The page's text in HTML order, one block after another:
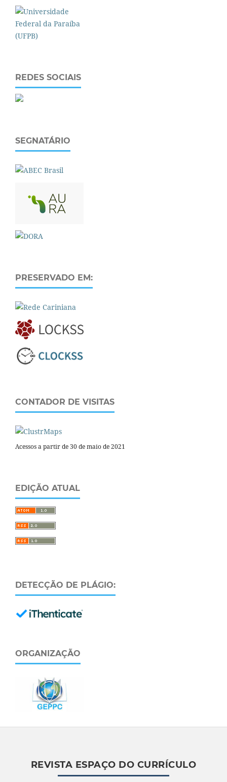
REDES SOCIAIS
SEGNATÁRIO
PRESERVADO EM:
CONTADOR DE VISITAS
Acessos a partir de 30 de maio de 2021
EDIÇÃO ATUAL
DETECÇÃO DE PLÁGIO:
ORGANIZAÇÃO
REVISTA ESPAÇO DO CURRÍCULO